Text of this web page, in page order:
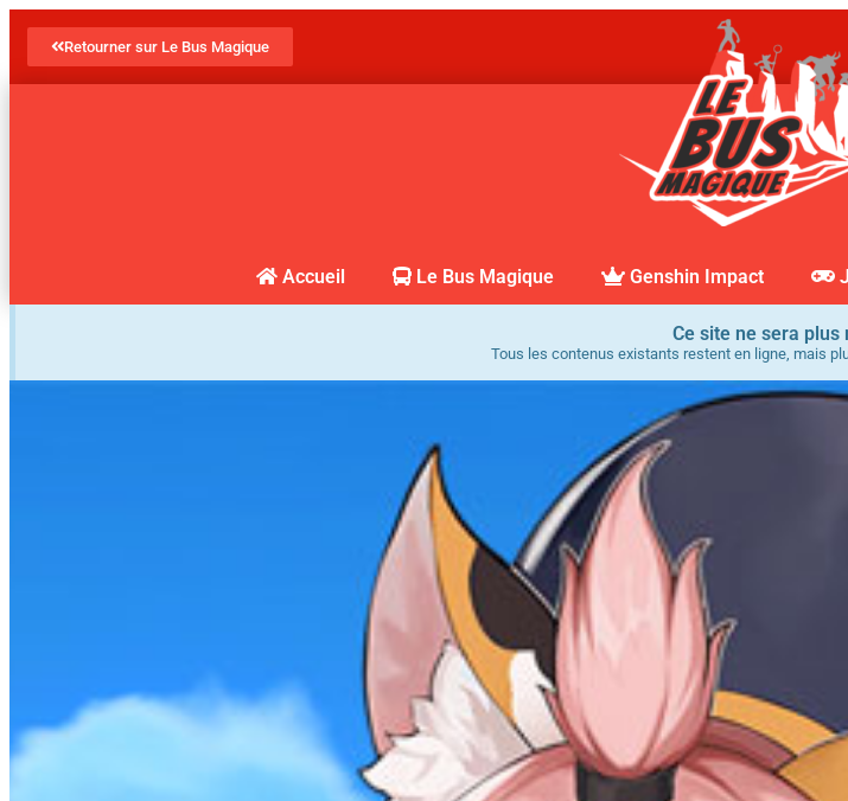
Retourner sur Le Bus Magique
Accueil Le Bus Magique Genshin Impact
Ce site ne sera plus
Tous les contenus existants restent en ligne, mais